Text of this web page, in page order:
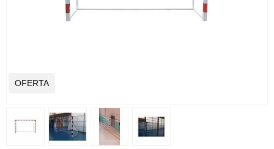
OFERTA